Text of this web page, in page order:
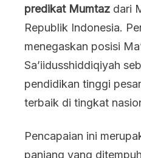
ALY
JAKARTA
RAIH
predikat Mumtaz dari
Republik Indonesia.
menegaskan posisi
Sa’iidusshiddiqiyah
pendidikan tinggi
terbaik di tingkat
Pencapaian ini
panjang yang